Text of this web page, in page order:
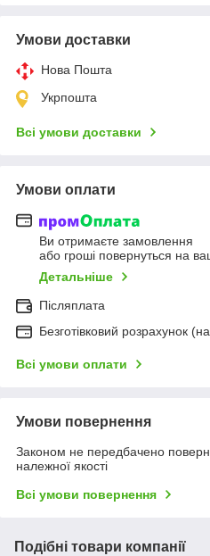
Умови доставки
Нова Пошта
Укрпошта
Всі умови доставки
Умови оплати
Ви отримаєте замовлення
або гроші повернуться на
Детальніше
Післяплата
Безготівковий розрахунок
Всі умови оплати
Умови повернення
Законом не передбачено
належної якості
Всі умови повернення
Подібні товари компанії